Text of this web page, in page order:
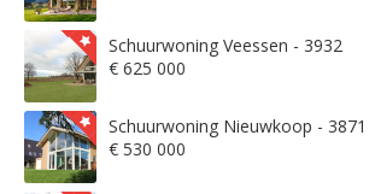
Schuurwoning Veessen - 3932
€ 625 000
Schuurwoning Nieuwkoop - 3871
€ 530 000